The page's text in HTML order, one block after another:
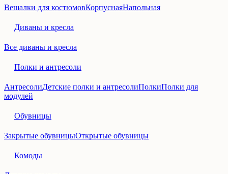
Вешалки для костюмовКорпуснаяНапольная
Диваны и кресла
Все диваны и кресла
Полки и антресоли
АнтресолиДетские полки и антресолиПолкиПолки для
модулей
Обувницы
Закрытые обувницыОткрытые обувницы
Комоды